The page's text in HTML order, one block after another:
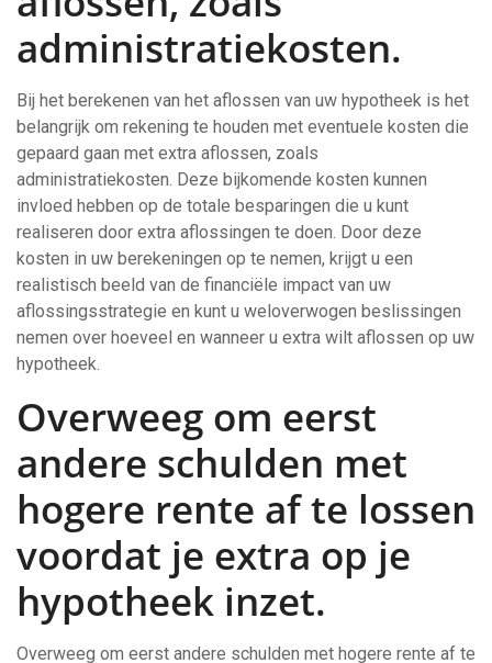
administratiekosten.
Bij het berekenen van het aflossen van uw hypotheek is het
belangrijk om rekening te houden met eventuele kosten die
gepaard gaan met extra aflossen, zoals
administratiekosten. Deze bijkomende kosten kunnen
invloed hebben op de totale besparingen die u kunt
realiseren door extra aflossingen te doen. Door deze
kosten in uw berekeningen op te nemen, krijgt u een
realistisch beeld van de financiële impact van uw
aflossingsstrategie en kunt u weloverwogen beslissingen
nemen over hoeveel en wanneer u extra wilt aflossen op uw
hypotheek.
Overweeg om eerst
andere schulden met
hogere rente af te lossen
voordat je extra op je
hypotheek inzet.
Overweeg om eerst andere schulden met hogere rente af te